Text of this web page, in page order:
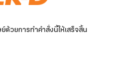
วยการทำคำสั่งนี้ให้เสร็จสิ้น